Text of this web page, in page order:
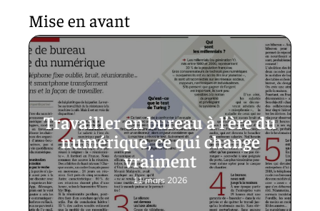
Mise en avant
Travailler en bureau à l’ère du
numérique, ce qui change
vraiment
11 mars 2026